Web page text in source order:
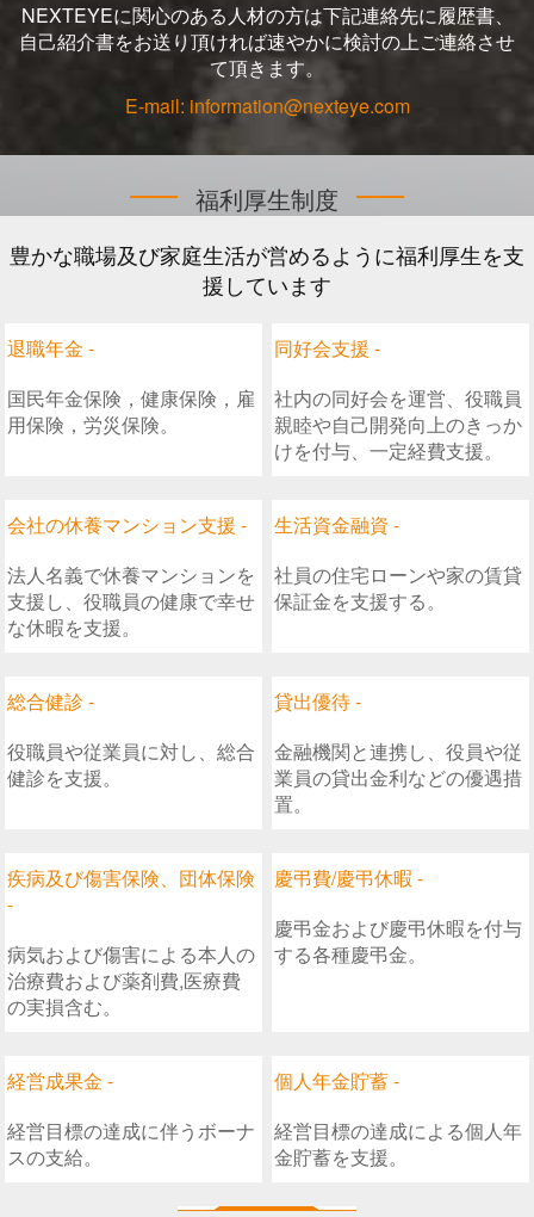
NEXTEYEに関心のある人材の方は下記連絡先に履歴書、
自己紹介書をお送り頂ければ速やかに検討の上ご連絡させ
て頂きます。
E-mail: information@nexteye.com
福利厚生制度
豊かな職場及び家庭生活が営めるように福利厚生を支
援しています
退職年金 -
国民年金保険，健康保険，雇
用保険，労災保険。
同好会支援 -
社内の同好会を運営、役職員
親睦や自己開発向上のきっか
けを付与、一定経費支援。
会社の休養マンション支援 -
法人名義で休養マンションを
支援し、役職員の健康で幸せ
な休暇を支援。
生活資金融資 -
社員の住宅ローンや家の賃貸
保証金を支援する。
総合健診 -
役職員や従業員に対し、総合
健診を支援。
貸出優待 -
金融機関と連携し、役員や従
業員の貸出金利などの優遇措
置。
疾病及び傷害保険、団体保険
-
病気および傷害による本人の
治療費および薬剤費,医療費
の実損含む。
慶弔費/慶弔休暇 -
慶弔金および慶弔休暇を付与
する各種慶弔金。
経営成果金 -
経営目標の達成に伴うボーナ
スの支給。
個人年金貯蓄 -
経営目標の達成による個人年
金貯蓄を支援。